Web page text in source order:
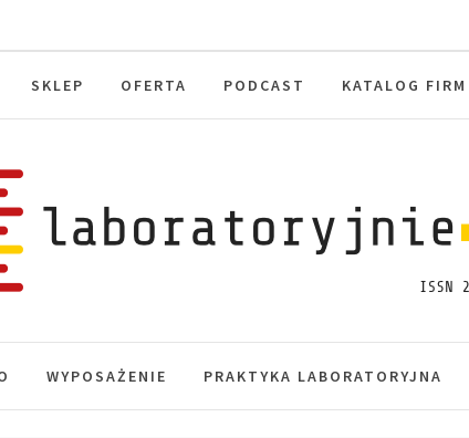
SKLEP OFERTA PODCAST KATALOG FIRM
WYPOSAŻENIE PRAKTYKA LABORATORYJNA